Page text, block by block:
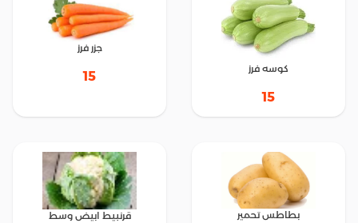
كوسه فرز
15
جزر فرز
15
بطاطس تحمير قرنبيط ابيض وسط